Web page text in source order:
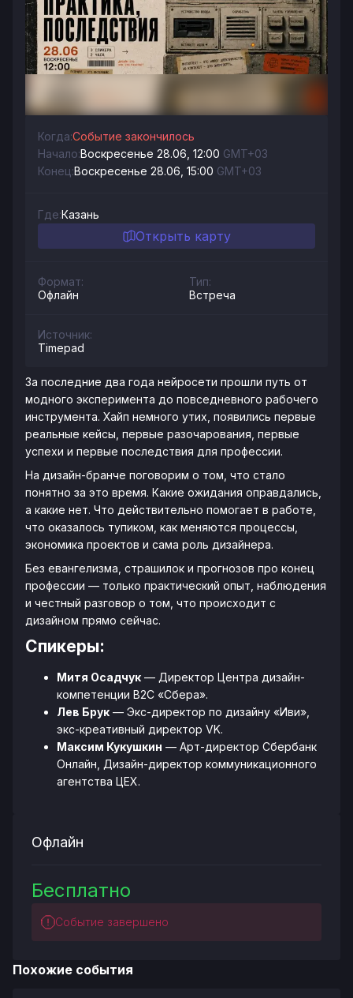
Когда:Событие закончилось
Начало:Воскресенье 28.06, 12:00 GMT+03
Конец:Воскресенье 28.06, 15:00 GMT+03
Где:Казань
Открыть карту
Формат:
Офлайн
Тип:
Встреча
Источник:
Timepad
За последние два года нейросети прошли путь от
модного эксперимента до повседневного рабочего
инструмента. Хайп немного утих, появились первые
реальные кейсы, первые разочарования, первые
успехи и первые последствия для профессии.
На дизайн-бранче поговорим о том, что стало
понятно за это время. Какие ожидания оправдались,
а какие нет. Что действительно помогает в работе,
что оказалось тупиком, как меняются процессы,
экономика проектов и сама роль дизайнера.
Без евангелизма, страшилок и прогнозов про конец
профессии — только практический опыт, наблюдения
и честный разговор о том, что происходит с
дизайном прямо сейчас.
Спикеры:
Митя Осадчук — Директор Центра дизайн-
компетенции B2C «Сбера».
Лев Брук — Экс-директор по дизайну «Иви»,
экс-креативный директор VK.
Максим Кукушкин — Арт-директор Сбербанк
Онлайн, Дизайн-директор коммуникационного
агентства ЦЕХ.
Офлайн
Бесплатно
Событие завершено
Похожие события